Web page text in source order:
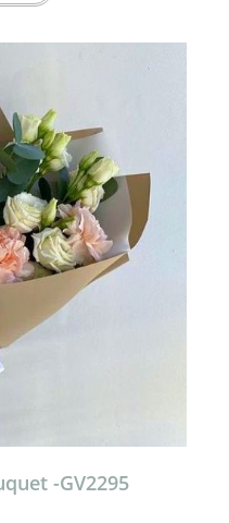
-GV2295